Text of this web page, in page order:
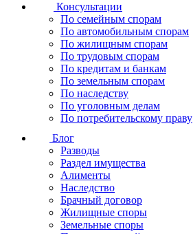
Консультации
По семейным спорам
По автомобильным спорам
По жилищным спорам
По трудовым спорам
По кредитам и банкам
По земельным спорам
По наследству
По уголовным делам
По потребительскому праву
Блог
Разводы
Раздел имущества
Алименты
Наследство
Брачный договор
Жилищные споры
Земельные споры